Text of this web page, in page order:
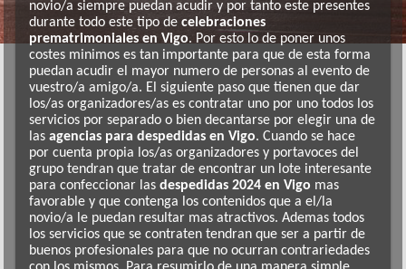
novio/a siempre puedan acudir y por tanto este presentes
durante todo este tipo decelebraciones
prematrimoniales en Vigo. Por esto lo de poner unos
costes minimos es tan importante para que de esta forma
puedan acudir el mayor numero de personas al evento de
vuestro/a amigo/a. El siguiente paso que tienen que dar
los/as organizadores/as es contratar uno por uno todos los
servicios por separado o bien decantarse por elegir una de
lasagencias para despedidas en Vigo. Cuando se hace
por cuenta propia los/as organizadores y portavoces del
grupo tendran que tratar de encontrar un lote interesante
para confeccionar lasdespedidas 2024 en Vigo mas
favorable y que contenga los contenidos que a el/la
novio/a le puedan resultar mas atractivos. Ademas todos
los servicios que se contraten tendran que ser a partir de
buenos profesionales para que no ocurran contrariedades